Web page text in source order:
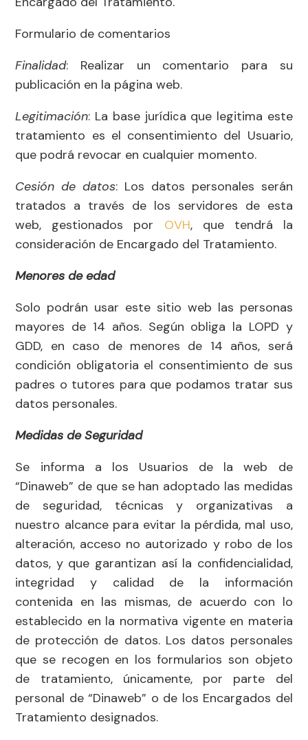
Formulario de comentarios
Finalidad: Realizar un comentario para su
publicación en la página web.
Legitimación: La base jurídica que legitima este
tratamiento es el consentimiento del Usuario,
que podrá revocar en cualquier momento.
Cesión de datos: Los datos personales serán
tratados a través de los servidores de esta
web, gestionados por OVH, que tendrá la
consideración de Encargado del Tratamiento.
Menores de edad
Solo podrán usar este sitio web las personas
mayores de 14 años. Según obliga la LOPD y
GDD, en caso de menores de 14 años, será
condición obligatoria el consentimiento de sus
padres o tutores para que podamos tratar sus
datos personales.
Medidas de Seguridad
Se informa a los Usuarios de la web de
“Dinaweb” de que se han adoptado las medidas
de seguridad, técnicas y organizativas a
nuestro alcance para evitar la pérdida, mal uso,
alteración, acceso no autorizado y robo de los
datos, y que garantizan así la confidencialidad,
integridad y calidad de la información
contenida en las mismas, de acuerdo con lo
establecido en la normativa vigente en materia
de protección de datos. Los datos personales
que se recogen en los formularios son objeto
de tratamiento, únicamente, por parte del
personal de “Dinaweb” o de los Encargados del
Tratamiento designados.